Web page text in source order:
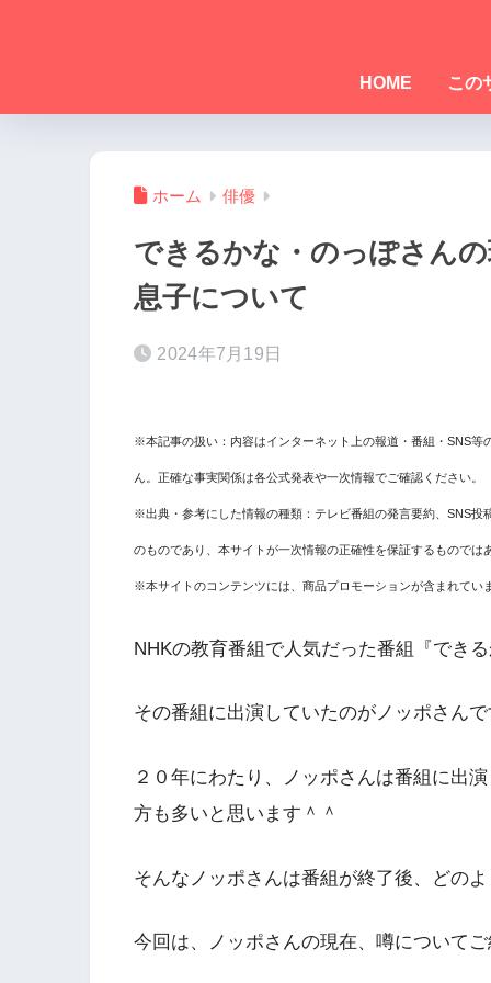
HOME この
ホーム 俳優
できるかな・のっぽさん
息子について
2024年7月19日
※本記事の扱い：内容はインターネット上の報道・番組・SNS
ん。正確な事実関係は各公式発表や一次情報でご確認ください。
※出典・参考にした情報の種類：テレビ番組の発言要約、SNS
のものであり、本サイトが一次情報の正確性を保証するものでは
※本サイトのコンテンツには、商品プロモーションが含まれてい
NHKの教育番組で人気だった番組『できる
その番組に出演していたのがノッポさんで
２０年にわたり、ノッポさんは番組に出
方も多いと思います＾＾
そんなノッポさんは番組が終了後、どの
今回は、ノッポさんの現在、噂について